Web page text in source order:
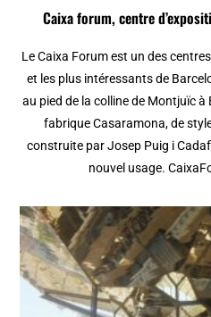
Caixa forum, centre
Le Caixa Forum est un des
et les plus intéressants de
au pied de la colline de Montjuïc à
fabrique Casaramona, de
construite par Josep Puig i
nouvel usage.